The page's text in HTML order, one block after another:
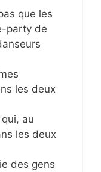
que les
party de
les deux
au
les deux
des gens